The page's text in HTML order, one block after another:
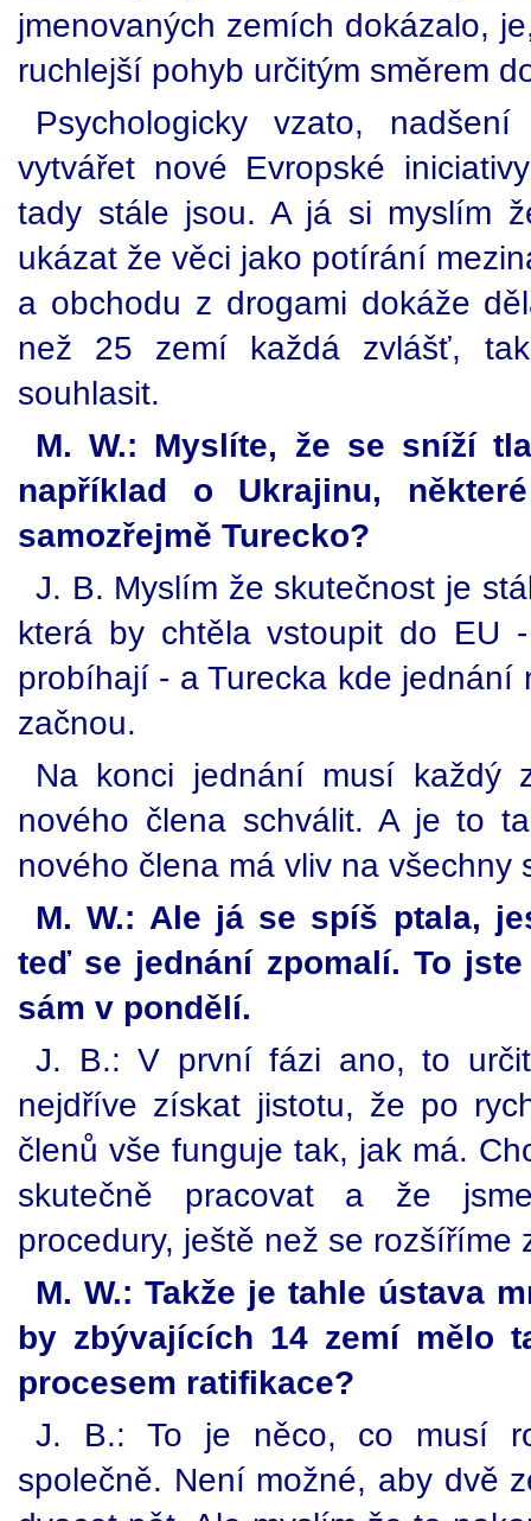
jmenovaných zemích dokázalo,
ruchlejší pohyb určitým směrem
Psychologicky vzato,
vytvářet nové Evropské
tady stále jsou. A já si myslím
ukázat že věci jako potírání
a obchodu z drogami dokáže
než 25 zemí každá zvlášť,
souhlasit.
M. W.: Myslíte, že se sníží
například o Ukrajinu,
samozřejmě Turecko?
J. B. Myslím že skutečnost je
která by chtěla vstoupit do EU
probíhají - a Turecka kde jednání
začnou.
Na konci jednání musí každý
nového člena schválit. A je to
nového člena má vliv na všechny
M. W.: Ale já se spíš ptala,
teď se jednání zpomalí. To
sám v pondělí.
J. B.: V první fázi ano, to
nejdříve získat jistotu, že po
členů vše funguje tak, jak má.
skutečně pracovat a že
procedury, ještě než se rozšíříme
M. W.: Takže je tahle ústava
by zbývajících 14 zemí mělo
procesem ratifikace?
J. B.: To je něco, co musí
společně. Není možné, aby dvě